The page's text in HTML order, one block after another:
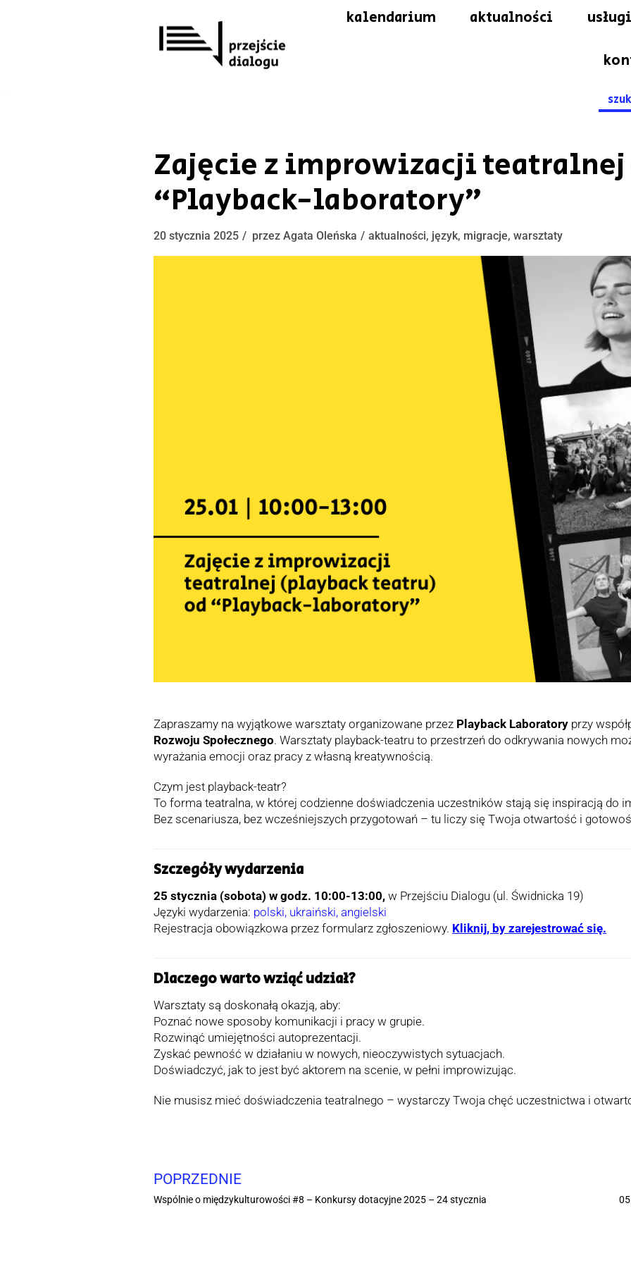
kalendarium aktualności
for:
Zajęcie z improwizacji teatralnej
“Playback-laboratory”
20 stycznia 2025 przez Agata Oleńska aktualności, język, migracje, warsztaty
Zapraszamy na wyjątkowe warsztaty organizowane przez Playback Laboratory przy
Rozwoju Społecznego. Warsztaty playback-teatru to przestrzeń do odkrywania nowych
wyrażania emocji oraz pracy z własną kreatywnością.
Czym jest playback-teatr?
To forma teatralna, w której codzienne doświadczenia uczestników stają się inspiracją do
Bez scenariusza, bez wcześniejszych przygotowań – tu liczy się Twoja otwartość i
Szczegóły wydarzenia
25 stycznia (sobota) w godz. 10:00-13:00, w Przejściu Dialogu (ul. Świdnicka 19)
Języki wydarzenia: polski, ukraiński, angielski
Rejestracja obowiązkowa przez formularz zgłoszeniowy. Kliknij, by zarejestrować się.
Dlaczego warto wziąć udział?
Warsztaty są doskonałą okazją, aby:
Poznać nowe sposoby komunikacji i pracy w grupie.
Rozwinąć umiejętności autoprezentacji.
Zyskać pewność w działaniu w nowych, nieoczywistych sytuacjach.
Doświadczyć, jak to jest być aktorem na scenie, w pełni improwizując.
Nie musisz mieć doświadczenia teatralnego – wystarczy Twoja chęć uczestnictwa i
POPRZEDNIE
Wspólnie o międzykulturowości #8 – Konkursy dotacyjne 2025 – 24 stycznia